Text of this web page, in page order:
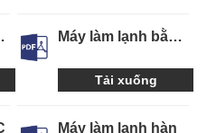
Máy làm lạnh bằng
Tải xuống
Máy làm lạnh hàn